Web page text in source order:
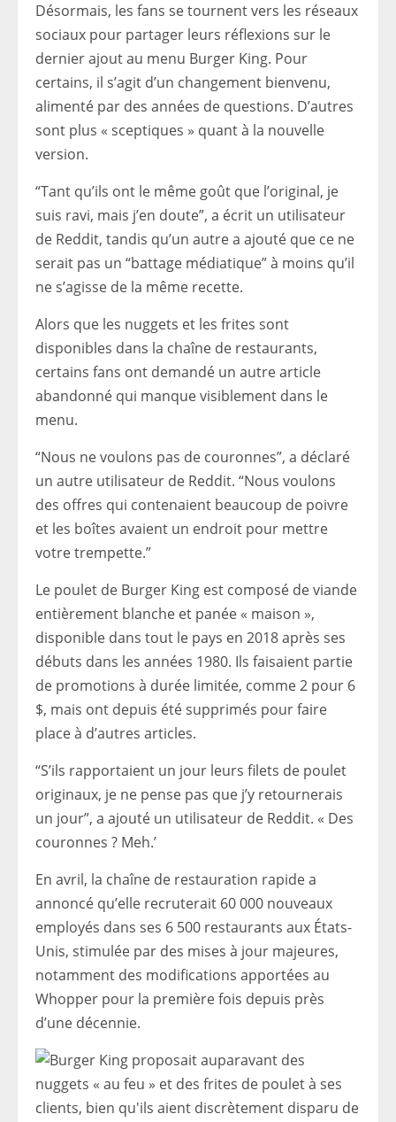
Désormais, les fans se tournent vers les réseaux
sociaux pour partager leurs réflexions sur le
dernier ajout au menu Burger King. Pour
certains, il s’agit d’un changement bienvenu,
alimenté par des années de questions. D’autres
sont plus « sceptiques » quant à la nouvelle
version.
“Tant qu’ils ont le même goût que l’original, je
suis ravi, mais j’en doute”, a écrit un utilisateur
de Reddit, tandis qu’un autre a ajouté que ce ne
serait pas un “battage médiatique” à moins qu’il
ne s’agisse de la même recette.
Alors que les nuggets et les frites sont
disponibles dans la chaîne de restaurants,
certains fans ont demandé un autre article
abandonné qui manque visiblement dans le
menu.
“Nous ne voulons pas de couronnes”, a déclaré
un autre utilisateur de Reddit. “Nous voulons
des offres qui contenaient beaucoup de poivre
et les boîtes avaient un endroit pour mettre
votre trempette.”
Le poulet de Burger King est composé de viande
entièrement blanche et panée « maison »,
disponible dans tout le pays en 2018 après ses
débuts dans les années 1980. Ils faisaient partie
de promotions à durée limitée, comme 2 pour 6
$, mais ont depuis été supprimés pour faire
place à d’autres articles.
“S’ils rapportaient un jour leurs filets de poulet
originaux, je ne pense pas que j’y retournerais
un jour”, a ajouté un utilisateur de Reddit. « Des
couronnes ? Meh.’
En avril, la chaîne de restauration rapide a
annoncé qu’elle recruterait 60 000 nouveaux
employés dans ses 6 500 restaurants aux États-
Unis, stimulée par des mises à jour majeures,
notamment des modifications apportées au
Whopper pour la première fois depuis près
d’une décennie.